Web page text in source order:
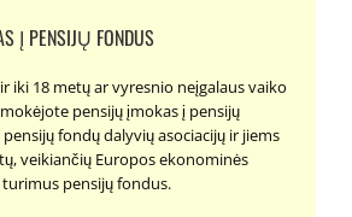
Į PENSIJŲ FONDUS
iki 18 metų ar vyresnio neįgalaus vaiko
pensijų įmokas į pensijų
fondų dalyvių asociacijų ir jiems
veikiančių Europos ekonominės
pensijų fondus.